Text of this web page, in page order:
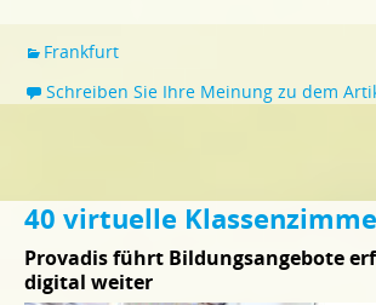
Frankfurt
Schreiben Sie Ihre Meinung zu dem
40 virtuelle
Provadis führt Bildungsangebote
digital weiter